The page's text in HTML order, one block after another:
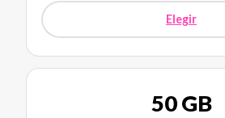
Elegir
50 GB